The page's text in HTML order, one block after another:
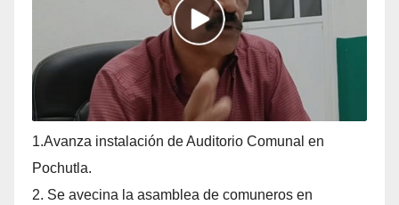
1.Avanza instalación de Auditorio Comunal en
Pochutla.
2. Se avecina la asamblea de comuneros en